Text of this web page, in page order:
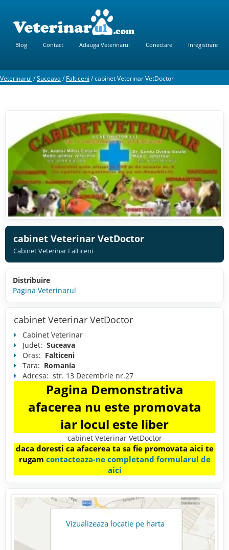
Blog Contact Adauga Veterinarul Conectare Inregistrare
Veterinarul /Suceava /Falticeni /cabinet Veterinar VetDoctor
cabinet Veterinar VetDoctor
Cabinet Veterinar Falticeni
Distribuire
Pagina Veterinarul
cabinet Veterinar VetDoctor
Cabinet Veterinar
Judet: Suceava
Oras: Falticeni
Tara: Romania
Adresa: str. 13 Decembrie nr.27
Pagina Demonstrativa
afacerea nu este promovata
iar locul este liber
cabinet Veterinar VetDoctor
daca doresti ca afacerea ta sa fie promovata aici te
rugam contacteaza-ne completand formularul de
aici
Vizualizeaza locatie pe harta